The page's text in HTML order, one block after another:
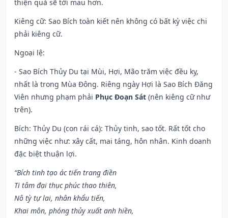
thiện quả sẽ tới mau hơn.
Kiêng cữ: Sao Bích toàn kiết nên không có bất kỳ việc chi
phải kiêng cữ.
Ngoại lệ:
- Sao Bích Thủy Du tại Mùi, Hợi, Mão trăm việc đều kỵ,
nhất là trong Mùa Đông. Riêng ngày Hợi là Sao Bích Đăng
Viên nhưng phạm phải Phục Đoạn Sát (nên kiêng cữ như
trên).
Bích: Thủy Du (con rái cá): Thủy tinh, sao tốt. Rất tốt cho
những việc như: xây cất, mai táng, hôn nhân. Kinh doanh
đặc biệt thuận lợi.
“Bích tinh tạo ác tiến trang điền
Ti tâm đại thục phúc thao thiên,
Nô tỳ tự lai, nhân khẩu tiến,
Khai môn, phóng thủy xuất anh hiền,